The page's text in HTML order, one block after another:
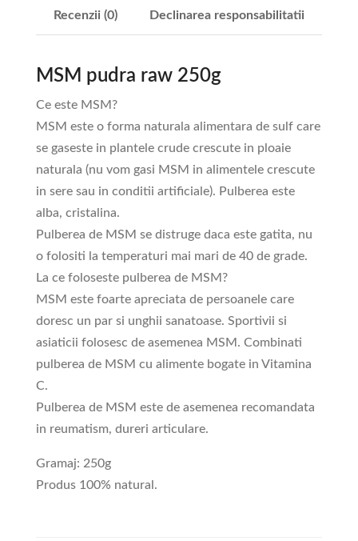
Recenzii (0) Declinarea responsabilitatii
MSM pudra raw 250g
Ce este MSM?
MSM este o forma naturala alimentara de sulf care
se gaseste in plantele crude crescute in ploaie
naturala (nu vom gasi MSM in alimentele crescute
in sere sau in conditii artificiale). Pulberea este
alba, cristalina.
Pulberea de MSM se distruge daca este gatita, nu
o folositi la temperaturi mai mari de 40 de grade.
La ce foloseste pulberea de MSM?
MSM este foarte apreciata de persoanele care
doresc un par si unghii sanatoase. Sportivii si
asiaticii folosesc de asemenea MSM. Combinati
pulberea de MSM cu alimente bogate in Vitamina
C.
Pulberea de MSM este de asemenea recomandata
in reumatism, dureri articulare.
Gramaj: 250g
Produs 100% natural.